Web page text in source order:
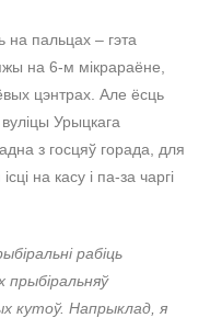
пальцах – гэта
на 6-м мікрараёне,
цэнтрах. Але ёсць
Урыцкага
з госцяў горада, для
на касу і па-за чаргі
рабіць
кутоў. Напрыклад, я